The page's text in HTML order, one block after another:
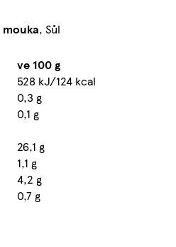
mouka, Sůl
ve 100 g
528 kJ/124 kcal
0,3 g
0,1 g
26,1 g
1,1 g
4,2 g
0,7 g